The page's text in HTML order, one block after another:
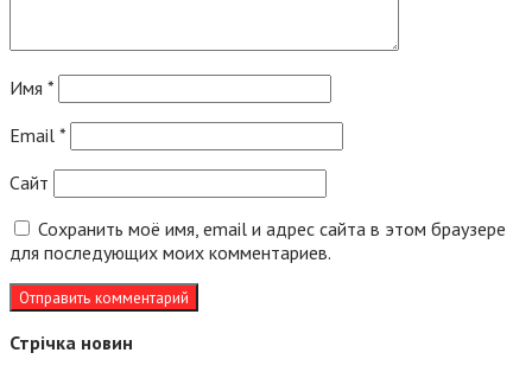
Имя *
Email *
Сайт
Сохранить моё имя, email и адрес сайта в этом браузере
для последующих моих комментариев.
Стрічка новин